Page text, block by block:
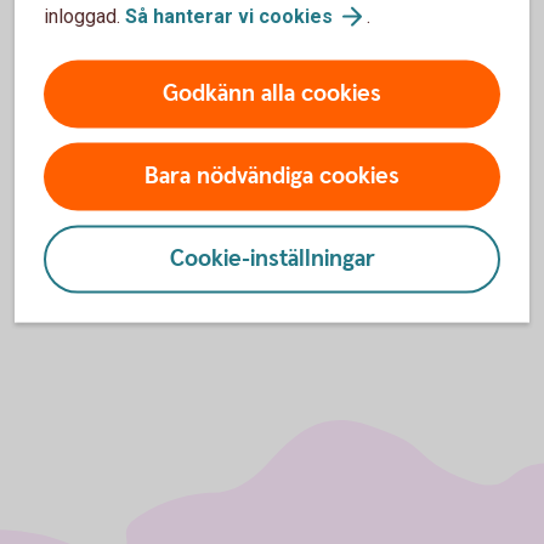
För att se detta innehåll behöver du först
och statistik.
Inställningar för cookies
inloggad. Så hanterar vi cookies .
Godkänn alla cookies
Bara nödvändiga cookies
Cookie-inställningar